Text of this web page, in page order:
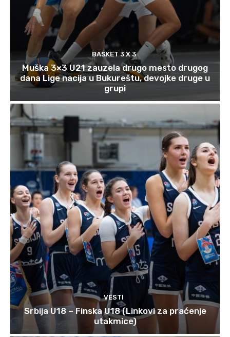
BASKET 3 X 3
Muška 3×3 U21 zauzela drugo mesto drugog
dana Lige nacija u Bukureštu, devojke druge u
grupi
VESTI
Srbija U18 – Finska U18 (Linkovi za praćenje
utakmice)